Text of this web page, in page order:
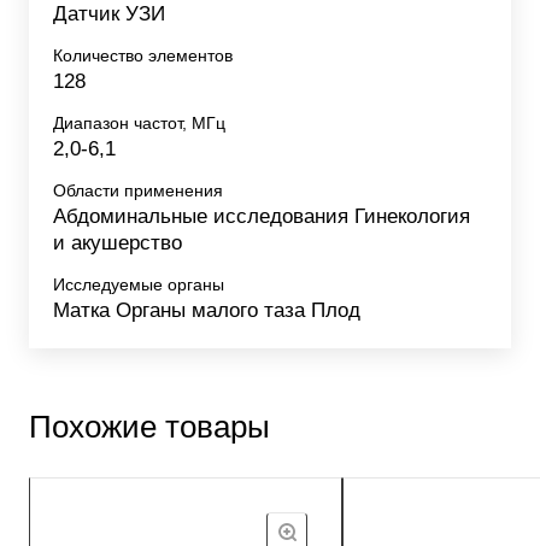
Датчик УЗИ
Количество элементов
128
Диапазон частот, МГц
2,0-6,1
Области применения
Абдоминальные исследования Гинекология
и акушерство
Исследуемые органы
Матка Органы малого таза Плод
Похожие товары